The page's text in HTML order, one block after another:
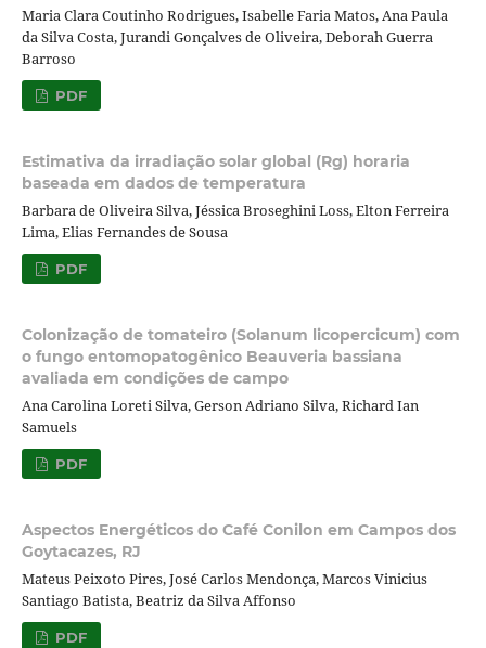
Maria Clara Coutinho Rodrigues, Isabelle Faria Matos, Ana Paula
da Silva Costa, Jurandi Gonçalves de Oliveira, Deborah Guerra
Barroso
PDF
Estimativa da irradiação solar global (Rg) horaria
baseada em dados de temperatura
Barbara de Oliveira Silva, Jéssica Broseghini Loss, Elton Ferreira
Lima, Elias Fernandes de Sousa
PDF
Colonização de tomateiro (Solanum licopercicum) com
o fungo entomopatogênico Beauveria bassiana
avaliada em condições de campo
Ana Carolina Loreti Silva, Gerson Adriano Silva, Richard Ian
Samuels
PDF
Aspectos Energéticos do Café Conilon em Campos dos
Goytacazes, RJ
Mateus Peixoto Pires, José Carlos Mendonça, Marcos Vinicius
Santiago Batista, Beatriz da Silva Affonso
PDF